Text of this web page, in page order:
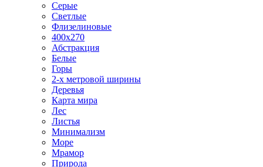
Серые
Светлые
Флизелиновые
400х270
Абстракция
Белые
Горы
2-х метровой ширины
Деревья
Карта мира
Лес
Листья
Минимализм
Море
Мрамор
Природа